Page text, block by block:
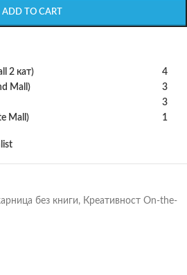
ADD TO CART
2 кат)
4
Mall)
3
3
Mall)
1
без книги, Креативност On-the-